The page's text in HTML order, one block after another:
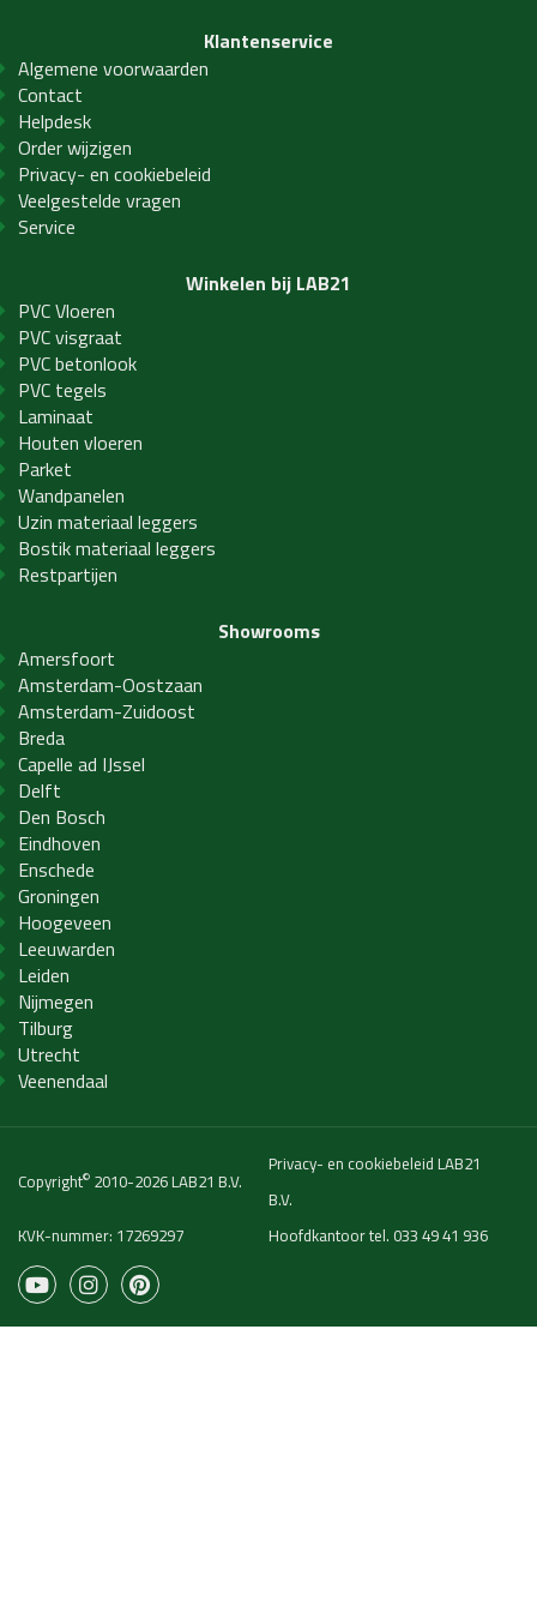
Klantenservice
Algemene voorwaarden
Contact
Helpdesk
Order wijzigen
Privacy- en cookiebeleid
Veelgestelde vragen
Service
Winkelen bij LAB21
PVC Vloeren
PVC visgraat
PVC betonlook
PVC tegels
Laminaat
Houten vloeren
Parket
Wandpanelen
Uzin materiaal leggers
Bostik materiaal leggers
Restpartijen
Showrooms
Amersfoort
Amsterdam-Oostzaan
Amsterdam-Zuidoost
Breda
Capelle ad IJssel
Delft
Den Bosch
Eindhoven
Enschede
Groningen
Hoogeveen
Leeuwarden
Leiden
Nijmegen
Tilburg
Utrecht
Veenendaal
Copyright© 2010-2026 LAB21 B.V.
KVK-nummer: 17269297
Privacy- en cookiebeleid LAB21
B.V.
Hoofdkantoor tel. 033 49 41 936